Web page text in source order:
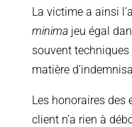
La victime a ainsi
minima jeu égal
souvent
matière
Les honoraires des
client n’a rien à